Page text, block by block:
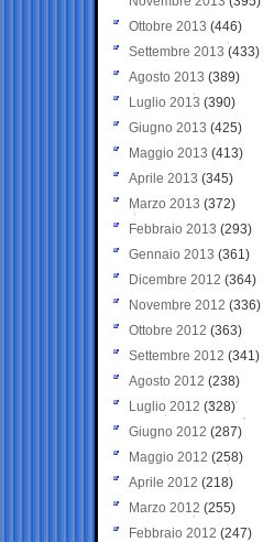
Ottobre 2013 (446)
Settembre 2013 (433)
Agosto 2013 (389)
Luglio 2013 (390)
Giugno 2013 (425)
Maggio 2013 (413)
Aprile 2013 (345)
Marzo 2013 (372)
Febbraio 2013 (293)
Gennaio 2013 (361)
Dicembre 2012 (364)
Novembre 2012 (336)
Ottobre 2012 (363)
Settembre 2012 (341)
Agosto 2012 (238)
Luglio 2012 (328)
Giugno 2012 (287)
Maggio 2012 (258)
Aprile 2012 (218)
Marzo 2012 (255)
Febbraio 2012 (247)